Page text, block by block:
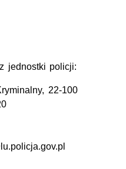
jednostki policji:
22-100